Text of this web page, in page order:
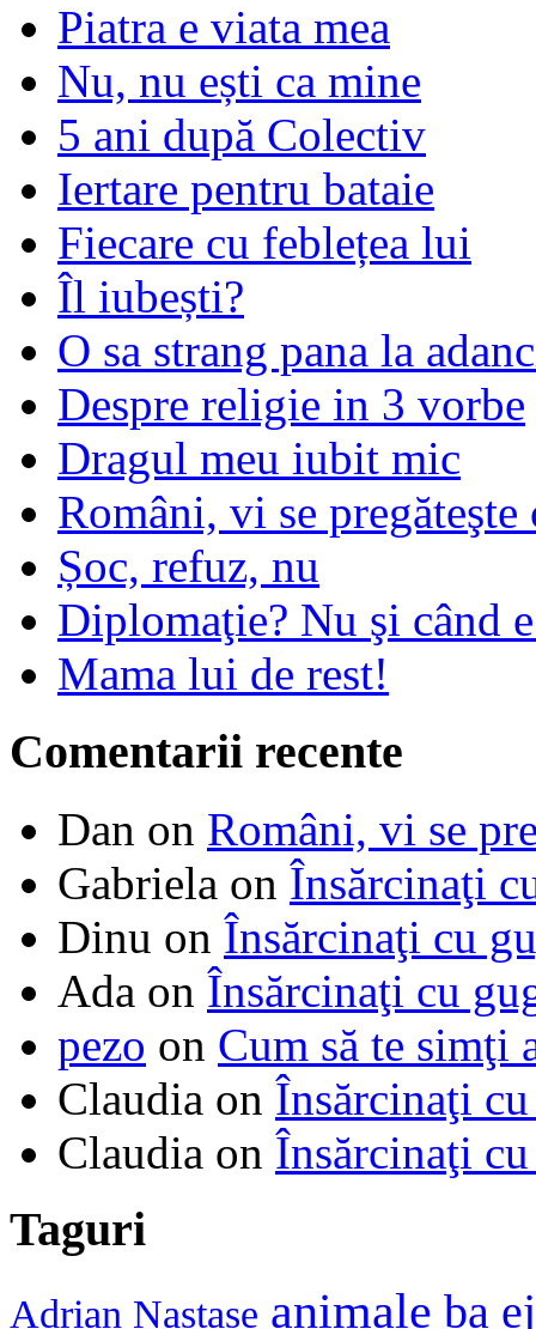
Piatra e viata mea
Nu, nu ești ca mine
5 ani după Colectiv
Iertare pentru bataie
Fiecare cu feblețea lui
Îl iubești?
O sa strang pana la
Despre religie in 3 vorbe
Dragul meu iubit mic
Români, vi se pregăteşte
Șoc, refuz, nu
Diplomaţie? Nu şi când
Mama lui de rest!
Comentarii recente
Dan on Români, vi se
Gabriela on Însărcinaţi
Dinu on Însărcinaţi cu
Ada on Însărcinaţi cu
pezo on Cum să te simţi
Claudia on Însărcinaţi
Claudia on Însărcinaţi
Taguri
Adrian Nastase animale ba